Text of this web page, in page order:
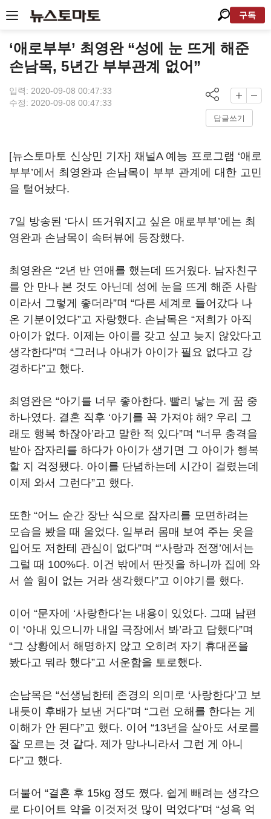
구독
‘애로부부’ 최영완 “성에 눈 뜨게 해준
손남목, 5년간 부부관계 없어”
입력: 2020-09-08 00:47:33
수정: 2020-09-08 00:47:33
답글쓰기
[뉴스토마토 신상민 기자] 채널A 예능 프로그램 ‘애로
부부’에서 최영완과 손남목이 부부 관계에 대한 고민
을 털어놨다.
7일 방송된 ‘다시 뜨거워지고 싶은 애로부부’에는 최
영완과 손남목이 속터뷰에 등장했다.
최영완은 “2년 반 연애를 했는데 뜨거웠다. 남자친구
를 안 만나 본 것도 아닌데 성에 눈을 뜨게 해준 사람
이라서 그렇게 좋더라”며 “다른 세계로 들어갔다 나
온 기분이었다”고 자랑했다. 손남목은 “저희가 아직
아이가 없다. 이제는 아이를 갖고 싶고 늦지 않았다고
생각한다”며 “그러나 아내가 아이가 필요 없다고 강
경하다”고 했다.
최영완은 “아기를 너무 좋아한다. 빨리 낳는 게 꿈 중
하나였다. 결혼 직후 ‘아기를 꼭 가져야 해 ? 우리 그
래도 행복 하잖아’라고 말한 적 있다”며 “너무 충격을
받아 잠자리를 하다가 아이가 생기면 그 아이가 행복
할 지 걱정됐다. 아이를 단념하는데 시간이 걸렸는데
이제 와서 그런다”고 했다.
또한 “어느 순간 장난 식으로 잠자리를 모면하려는
모습을 봤을 때 울었다. 일부러 몸매 보여 주는 옷을
입어도 저한테 관심이 없다”며 “’사랑과 전쟁’에서는
그럴 때 100%다. 이건 밖에서 딴짓을 하니까 집에 와
서 쓸 힘이 없는 거라 생각했다”고 이야기를 했다.
이어 “문자에 ‘사랑한다’는 내용이 있었다. 그때 남편
이 ‘아내 있으니까 내일 극장에서 봐’라고 답했다”며
“그 상황에서 해명하지 않고 오히려 자기 휴대폰을
봤다고 뭐라 했다”고 서운함을 토로했다.
손남목은 “선생님한테 존경의 의미로 ‘사랑한다’고 보
내듯이 후배가 보낸 거다”며 “그런 오해를 한다는 게
이해가 안 된다”고 했다. 이어 “13년을 살아도 서로를
잘 모르는 것 같다. 제가 망나니라서 그런 게 아니
다”고 했다.
더불어 “결혼 후 15kg 정도 쪘다. 쉽게 빼려는 생각으
로 다이어트 약을 이것저것 많이 먹었다”며 “성욕 억